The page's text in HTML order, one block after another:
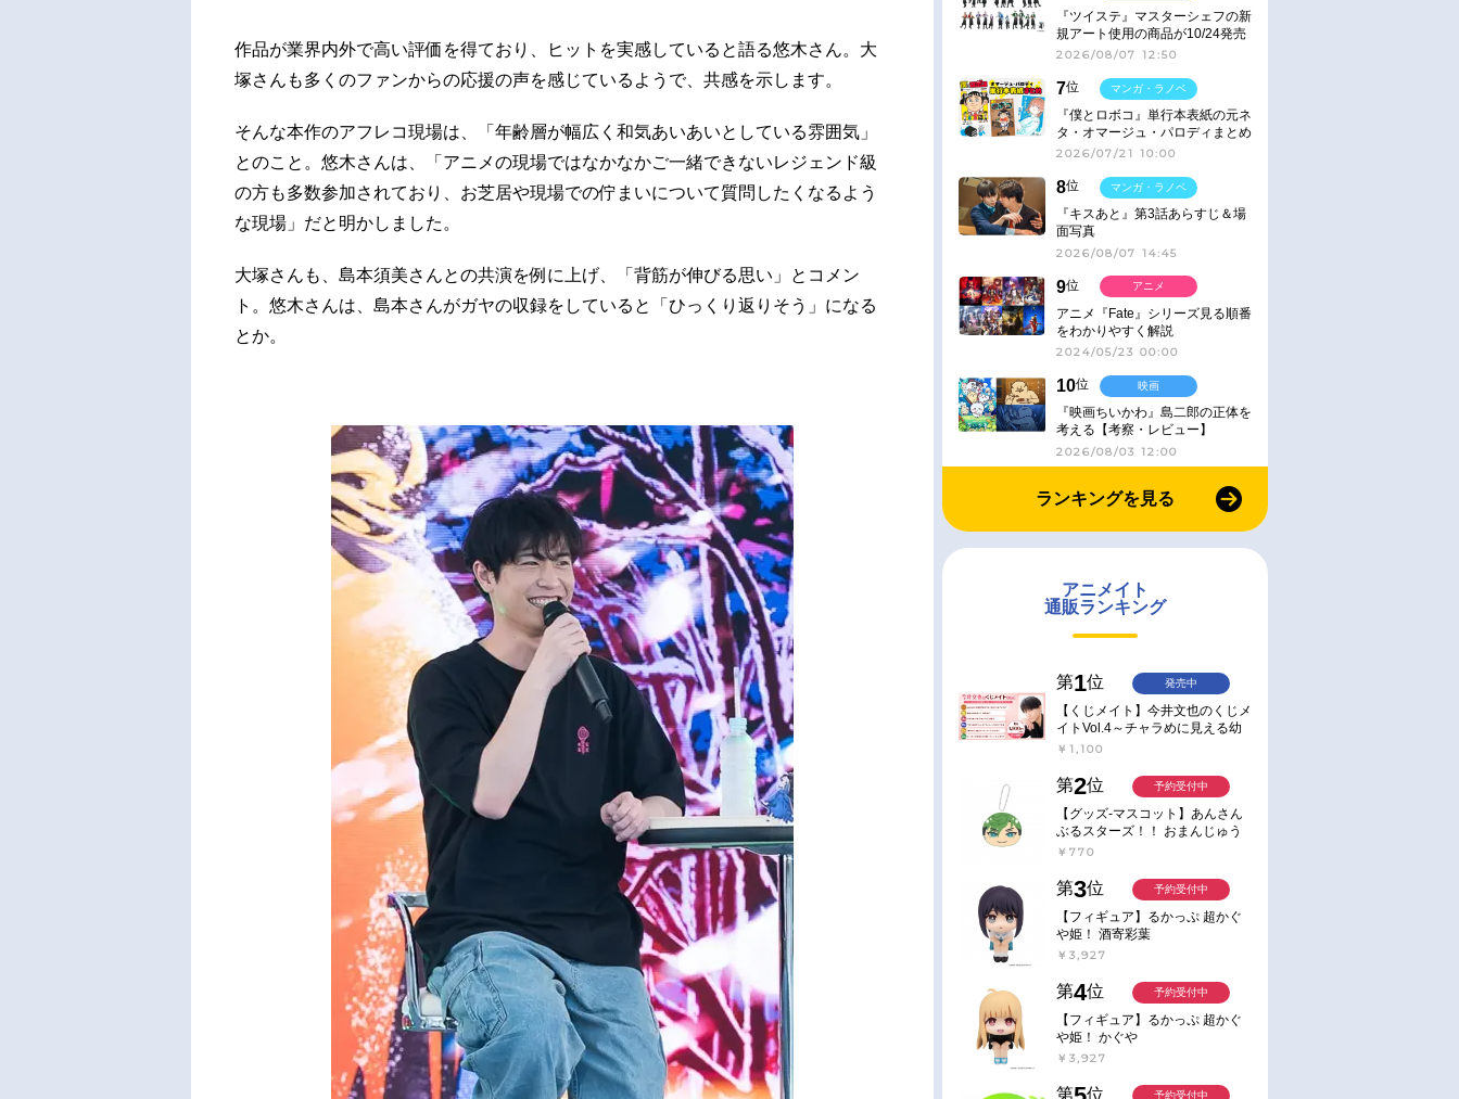
作品が業界内外で高い評価を得ており、ヒットを実感していると語る悠木さん。大
塚さんも多くのファンからの応援の声を感じているようで、共感を示します。
そんな本作のアフレコ現場は、「年齢層が幅広く和気あいあいとしている雰囲気」
とのこと。悠木さんは、「アニメの現場ではなかなかご一緒できないレジェンド級
の方も多数参加されており、お芝居や現場での佇まいについて質問したくなるよう
な現場」だと明かしました。
大塚さんも、島本須美さんとの共演を例に上げ、「背筋が伸びる思い」とコメン
ト。悠木さんは、島本さんがガヤの収録をしていると「ひっくり返りそう」になる
とか。
『ツイステ』マスターシェフの新
規アート使用の商品が10/24発売
2026/08/07 12:50
7位
『僕とロボコ』単行本表紙の元ネ
タ・オマージュ・パロディまとめ
2026/07/21 10:00
マンガ・ラノベ
8位
『キスあと』第3話あらすじ＆場
面写真
2026/08/07 14:45
マンガ・ラノベ
9位
アニメ『Fate』シリーズ見る順番
をわかりやすく解説
2024/05/23 00:00
アニメ
10位
『映画ちいかわ』島二郎の正体を
考える【考察・レビュー】
2026/08/03 12:00
映画
ランキングを見る
アニメイト
通販ランキング
第1位
【くじメイト】今井文也のくじメ
イトVol.4～チャラめに見える幼
馴染、実は一途で独占欲が強いん
￥1,100
発売中
第2位
【グッズ-マスコット】あんさん
ぶるスターズ！！ おまんじゅう
にぎにぎマスコット ねくすと2
￥770
予約受付中
第3位
【フィギュア】るかっぷ 超かぐ
や姫！ 酒寄彩葉
￥3,927
予約受付中
第4位
【フィギュア】るかっぷ 超かぐ
や姫！ かぐや
￥3,927
予約受付中
第 位 予約受付中